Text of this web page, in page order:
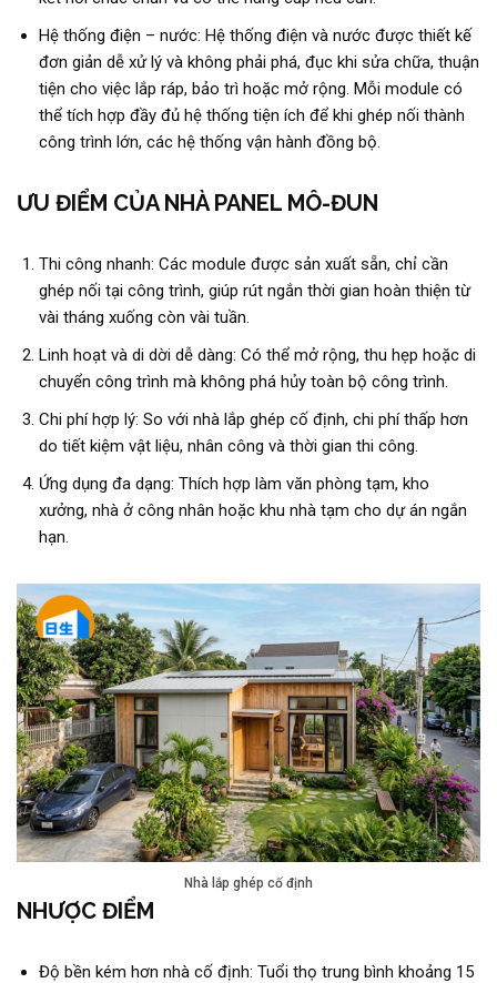
Hệ thống điện – nước: Hệ thống điện và nước được thiết kế
đơn giản dễ xử lý và không phải phá, đục khi sửa chữa, thuận
tiện cho việc lắp ráp, bảo trì hoặc mở rộng. Mỗi module có
thể tích hợp đầy đủ hệ thống tiện ích để khi ghép nối thành
công trình lớn, các hệ thống vận hành đồng bộ.
ƯU ĐIỂM CỦA NHÀ PANEL MÔ-ĐUN
Thi công nhanh: Các module được sản xuất sẵn, chỉ cần
ghép nối tại công trình, giúp rút ngắn thời gian hoàn thiện từ
vài tháng xuống còn vài tuần.
Linh hoạt và di dời dễ dàng: Có thể mở rộng, thu hẹp hoặc di
chuyển công trình mà không phá hủy toàn bộ công trình.
Chi phí hợp lý: So với nhà lắp ghép cố định, chi phí thấp hơn
do tiết kiệm vật liệu, nhân công và thời gian thi công.
Ứng dụng đa dạng: Thích hợp làm văn phòng tạm, kho
xưởng, nhà ở công nhân hoặc khu nhà tạm cho dự án ngắn
hạn.
Nhà lắp ghép cố định
NHƯỢC ĐIỂM
Độ bền kém hơn nhà cố định: Tuổi thọ trung bình khoảng 15